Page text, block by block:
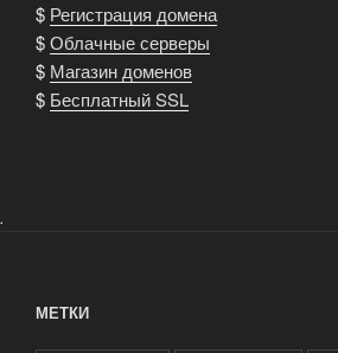
$ Регистрация домена
$Облачные серверы
$ Магазин доменов
$ Бесплатный SSL
.
МЕТКИ